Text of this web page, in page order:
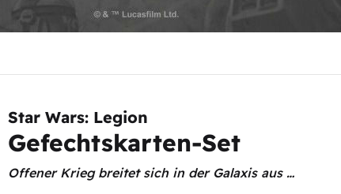
Star Wars: Legion
Gefechtskarten-Set
Offener Krieg breitet sich in der Galaxis aus …